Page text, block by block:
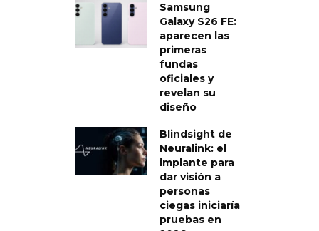
Samsung
Galaxy S26 FE:
aparecen las
primeras
fundas
oficiales y
revelan su
diseño
Blindsight de
Neuralink: el
implante para
dar visión a
personas
ciegas iniciaría
pruebas en